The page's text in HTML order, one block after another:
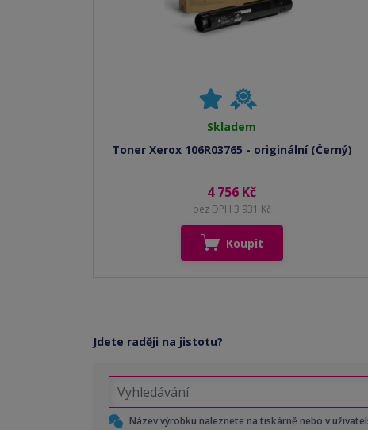
Skladem
Toner Xerox 106R03765 - originální (Černý)
4 756 Kč
bez DPH 3 931 Kč
Koupit
Jdete raději na jistotu?
Název výrobku naleznete na tiskárně nebo v